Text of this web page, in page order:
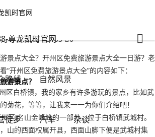
凯时官网
尊龙凯时官网
路线 自然风景
徒步 汽车 杂谈
时官网
？开州区免费旅游景点大全一日游-www.尊龙凯
17日 03:24 103
0
景点大全？开州区免费旅游景点大全一日游？老
“开州区免费旅游景点大全”的内容如下：
游景点？
区白桥镇，我的家乡有许多游玩的景点，比如武
菊花，等等，让我来一一为你们介绍吧！
区)名山金峰岭的一部分，位于白桥镇武城村。
山的西面权属开县，西面山脚下便是武城村集